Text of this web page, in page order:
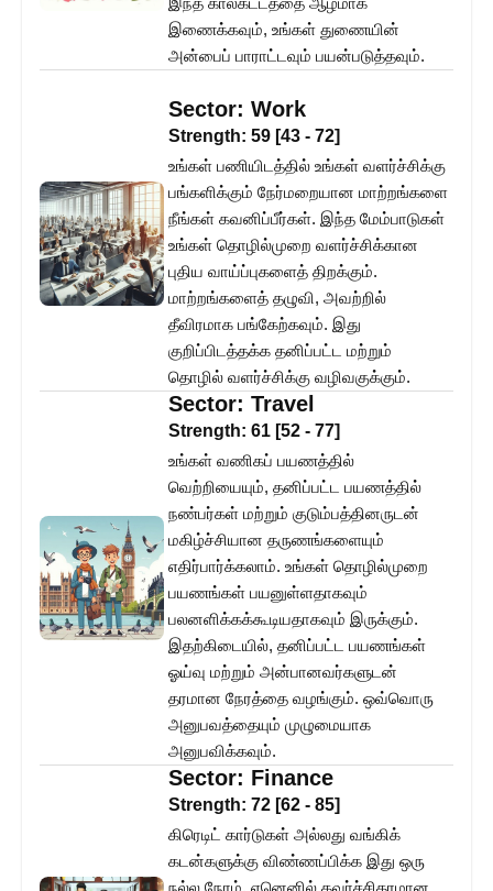
இணைக்கவும், உங்கள் துணையின்
அன்பைப் பாராட்டவும் பயன்படுத்தவும்.
Sector: Work
Strength: 59 [43 - 72]
உங்கள் பணியிடத்தில் உங்கள் வளர்ச்சிக்கு
பங்களிக்கும் நேர்மறையான மாற்றங்களை
நீங்கள் கவனிப்பீர்கள். இந்த மேம்பாடுகள்
உங்கள் தொழில்முறை வளர்ச்சிக்கான
புதிய வாய்ப்புகளைத் திறக்கும்.
மாற்றங்களைத் தழுவி, அவற்றில்
தீவிரமாக பங்கேற்கவும். இது
குறிப்பிடத்தக்க தனிப்பட்ட மற்றும்
தொழில் வளர்ச்சிக்கு வழிவகுக்கும்.
Sector: Travel
Strength: 61 [52 - 77]
உங்கள் வணிகப் பயணத்தில்
வெற்றியையும், தனிப்பட்ட பயணத்தில்
நண்பர்கள் மற்றும் குடும்பத்தினருடன்
மகிழ்ச்சியான தருணங்களையும்
எதிர்பார்க்கலாம். உங்கள் தொழில்முறை
பயணங்கள் பயனுள்ளதாகவும்
பலனளிக்கக்கூடியதாகவும் இருக்கும்.
இதற்கிடையில், தனிப்பட்ட பயணங்கள்
ஓய்வு மற்றும் அன்பானவர்களுடன்
தரமான நேரத்தை வழங்கும். ஒவ்வொரு
அனுபவத்தையும் முழுமையாக
அனுபவிக்கவும்.
Sector: Finance
Strength: 72 [62 - 85]
கிரெடிட் கார்டுகள் அல்லது வங்கிக்
கடன்களுக்கு விண்ணப்பிக்க இது ஒரு